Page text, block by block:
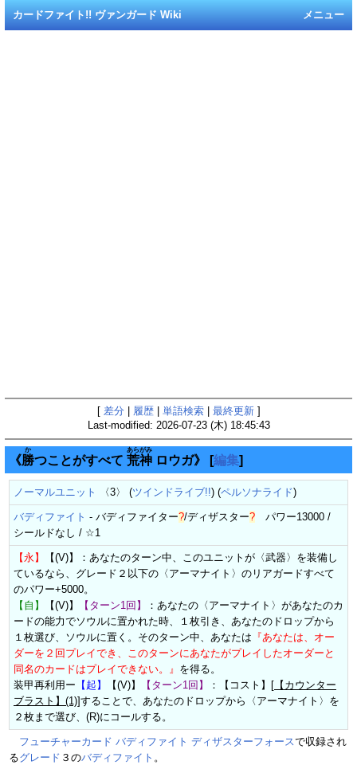
メニュー
カードファイト!! ヴァンガード Wiki
[ 差分 履歴| 単語検索| 最終更新]
Last-modified: 2026-07-23 (木) 18:45:43
《勝
か
つことがすべて 荒
あら
神
がみ
ロウガ》 [編集]
ノーマルユニット 〈3〉 (ツインドライブ!!) (ペルソナライド)
バディファイト - バディファイター?/ディザスター? パワー13000 /
シールドなし / ☆1
【永】
【(V)】：あなたのターン中、このユニットが〈武器〉を装備し
ているなら、グレード２以下の〈アーマナイト〉のリアガードすべて
のパワー+5000。
【自】
【(V)】 【ターン1回】
：あなたの〈アーマナイト〉があなたのカ
ードの能力でソウルに置かれた時、１枚引き、あなたのドロップから
１枚選び、ソウルに置く。そのターン中、あなたは 『あなたは、オー
ダーを２回プレイでき、このターンにあなたがプレイしたオーダーと
同名のカードはプレイできない。』 を得る。
装甲再利用ー 【起】 【(V)】 【ターン1回】 ：【コスト】[ 【カウンター
ブラスト】(1)]することで、あなたのドロップから〈アーマナイト〉を
２枚まで選び、(R)にコールする。
フューチャーカード バディファイト ディザスターフォースで収録され
るグレード ３のバディファイト 。